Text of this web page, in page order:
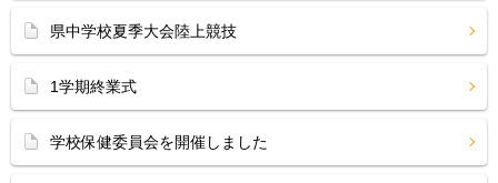
県中学校夏季大会陸上競技
1学期終業式
学校保健委員会を開催しました